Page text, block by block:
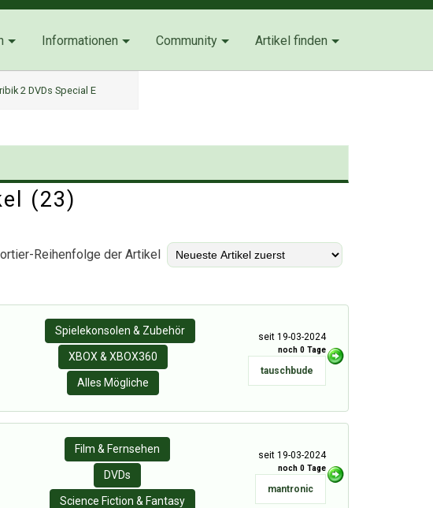
Informationen Community Artikel finden
2 DVDs Special E
(23)
Reihenfolge der Artikel
Spielekonsolen & Zubehör
XBOX & XBOX360
Alles Mögliche
seit 19-03-2024
noch 0 Tage
tauschbude
Film & Fernsehen
DVDs
Science Fiction & Fantasy
seit 19-03-2024
noch 0 Tage
mantronic